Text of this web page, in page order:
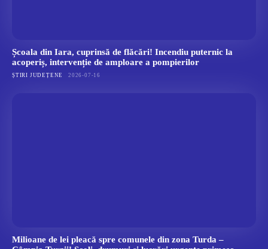
Școala din Iara, cuprinsă de flăcări! Incendiu puternic la
acoperiș, intervenție de amploare a pompierilor
ȘTIRI JUDEȚENE 2026-07-16
Milioane de lei pleacă spre comunele din zona Turda –